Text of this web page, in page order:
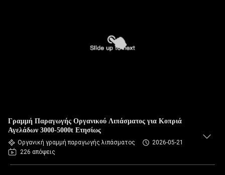
Γραμμή Παραγωγής Οργανικού Λιπάσματος για Κοπριά
Αγελάδων 3000-5000t Ετησίως
Οργανική γραμμή παραγωγής λιπάσματος
2026-05-21
226 απόψεις